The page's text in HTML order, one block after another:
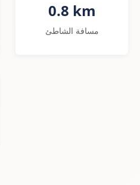
0.8 km
مسافة الشاطئ